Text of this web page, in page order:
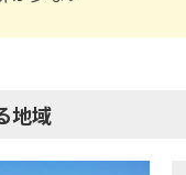
地域